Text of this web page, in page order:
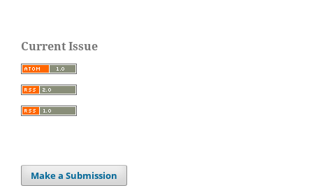
Current Issue
Make a Submission